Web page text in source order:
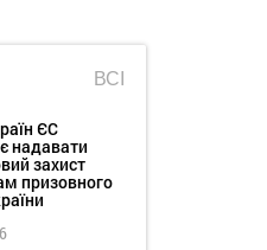
ВСІ
ЄС
надавати
захист
призовного